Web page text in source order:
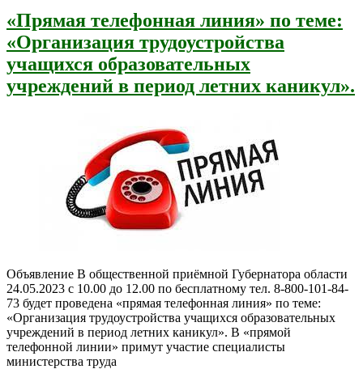
«Прямая телефонная линия» по теме:
«Организация трудоустройства
учащихся образовательных
учреждений в период летних каникул».
Объявление В общественной приёмной Губернатора области
24.05.2023 с 10.00 до 12.00 по бесплатному тел. 8-800-101-84-
73 будет проведена «прямая телефонная линия» по теме:
«Организация трудоустройства учащихся образовательных
учреждений в период летних каникул». В «прямой
телефонной линии» примут участие специалисты
министерства труда